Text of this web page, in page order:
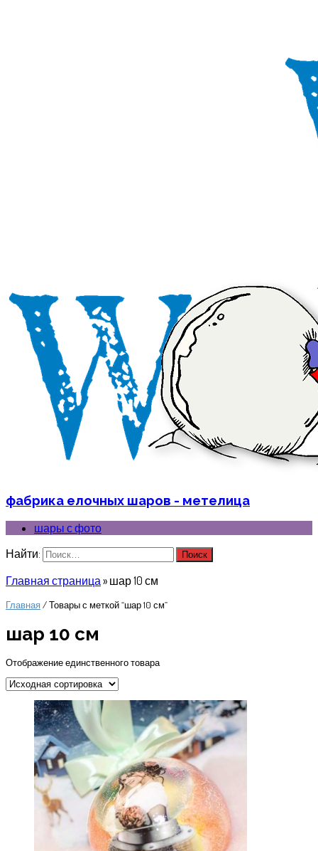
фабрика елочных шаров - метелица
шары с фото
Найти:
Главная страница» шар 10 см
Главная/ Товары с меткой “шар 10 см”
шар 10 см
Отображение единственного товара